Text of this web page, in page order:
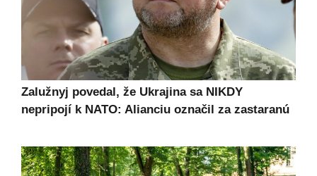
Zalužnyj povedal, že Ukrajina sa NIKDY
nepripojí k NATO: Alianciu označil za zastaranú